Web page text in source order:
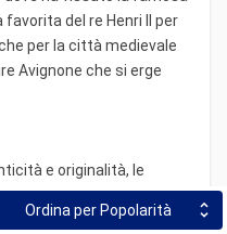
Ordina per Popolarità
del re Henri II per
per la città medievale
Avignone che si erge
e originalità, le
Sono
musicali, specialità